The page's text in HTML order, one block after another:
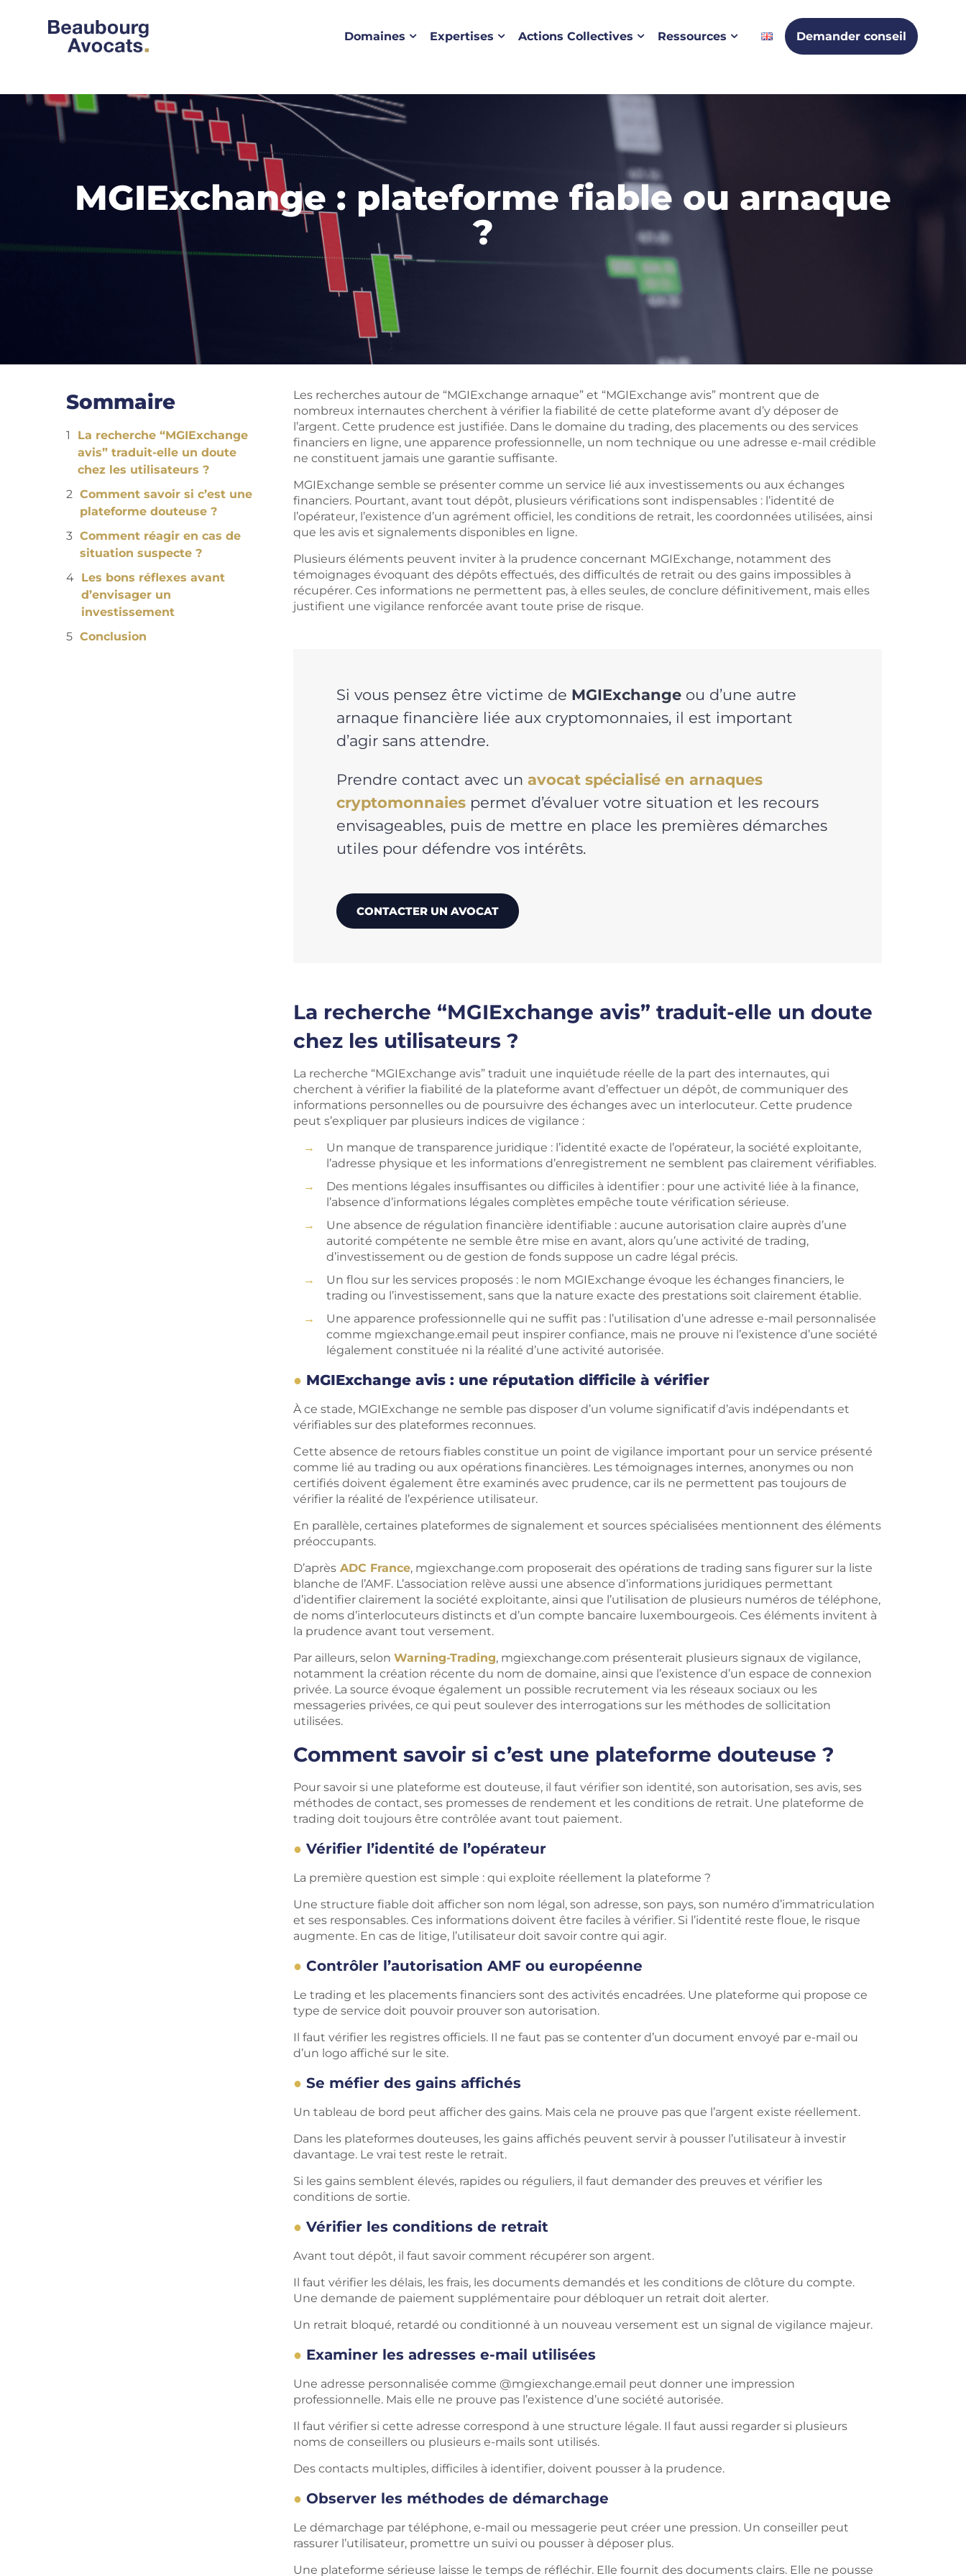
Domaines Expertises Actions Collectives Ressources Demander conseil
MGIExchange : plateforme fiable ou arnaque
?
Sommaire
La recherche “MGIExchange
avis” traduit-elle un doute
chez les utilisateurs ?
Comment savoir si c’est une
plateforme douteuse ?
Comment réagir en cas de
situation suspecte ?
Les bons réflexes avant
d’envisager un
investissement
Conclusion
Les recherches autour de “MGIExchange arnaque” et “MGIExchange avis” montrent que de
nombreux internautes cherchent à vérifier la fiabilité de cette plateforme avant d’y déposer de
l’argent. Cette prudence est justifiée. Dans le domaine du trading, des placements ou des services
financiers en ligne, une apparence professionnelle, un nom technique ou une adresse e-mail crédible
ne constituent jamais une garantie suffisante.
MGIExchange semble se présenter comme un service lié aux investissements ou aux échanges
financiers. Pourtant, avant tout dépôt, plusieurs vérifications sont indispensables : l’identité de
l’opérateur, l’existence d’un agrément officiel, les conditions de retrait, les coordonnées utilisées, ainsi
que les avis et signalements disponibles en ligne.
Plusieurs éléments peuvent inviter à la prudence concernant MGIExchange, notamment des
témoignages évoquant des dépôts effectués, des difficultés de retrait ou des gains impossibles à
récupérer. Ces informations ne permettent pas, à elles seules, de conclure définitivement, mais elles
justifient une vigilance renforcée avant toute prise de risque.
Si vous pensez être victime de MGIExchange ou d’une autre
arnaque financière liée aux cryptomonnaies, il est important
d’agir sans attendre.
Prendre contact avec un avocat spécialisé en arnaques
cryptomonnaies permet d’évaluer votre situation et les recours
envisageables, puis de mettre en place les premières démarches
utiles pour défendre vos intérêts.
CONTACTER UN AVOCAT
La recherche “MGIExchange avis” traduit-elle un doute
chez les utilisateurs ?
La recherche “MGIExchange avis” traduit une inquiétude réelle de la part des internautes, qui
cherchent à vérifier la fiabilité de la plateforme avant d’effectuer un dépôt, de communiquer des
informations personnelles ou de poursuivre des échanges avec un interlocuteur. Cette prudence
peut s’expliquer par plusieurs indices de vigilance :
Un manque de transparence juridique : l’identité exacte de l’opérateur, la société exploitante,
l’adresse physique et les informations d’enregistrement ne semblent pas clairement vérifiables.
Des mentions légales insuffisantes ou difficiles à identifier : pour une activité liée à la finance,
l’absence d’informations légales complètes empêche toute vérification sérieuse.
Une absence de régulation financière identifiable : aucune autorisation claire auprès d’une
autorité compétente ne semble être mise en avant, alors qu’une activité de trading,
d’investissement ou de gestion de fonds suppose un cadre légal précis.
Un flou sur les services proposés : le nom MGIExchange évoque les échanges financiers, le
trading ou l’investissement, sans que la nature exacte des prestations soit clairement établie.
Une apparence professionnelle qui ne suffit pas : l’utilisation d’une adresse e-mail personnalisée
comme mgiexchange.email peut inspirer confiance, mais ne prouve ni l’existence d’une société
légalement constituée ni la réalité d’une activité autorisée.
MGIExchange avis : une réputation difficile à vérifier
À ce stade, MGIExchange ne semble pas disposer d’un volume significatif d’avis indépendants et
vérifiables sur des plateformes reconnues.
Cette absence de retours fiables constitue un point de vigilance important pour un service présenté
comme lié au trading ou aux opérations financières. Les témoignages internes, anonymes ou non
certifiés doivent également être examinés avec prudence, car ils ne permettent pas toujours de
vérifier la réalité de l’expérience utilisateur.
En parallèle, certaines plateformes de signalement et sources spécialisées mentionnent des éléments
préoccupants.
D’après ADC France, mgiexchange.com proposerait des opérations de trading sans figurer sur la liste
blanche de l’AMF. L’association relève aussi une absence d’informations juridiques permettant
d’identifier clairement la société exploitante, ainsi que l’utilisation de plusieurs numéros de téléphone,
de noms d’interlocuteurs distincts et d’un compte bancaire luxembourgeois. Ces éléments invitent à
la prudence avant tout versement.
Par ailleurs, selon Warning-Trading, mgiexchange.com présenterait plusieurs signaux de vigilance,
notamment la création récente du nom de domaine, ainsi que l’existence d’un espace de connexion
privée. La source évoque également un possible recrutement via les réseaux sociaux ou les
messageries privées, ce qui peut soulever des interrogations sur les méthodes de sollicitation
utilisées.
Comment savoir si c’est une plateforme douteuse ?
Pour savoir si une plateforme est douteuse, il faut vérifier son identité, son autorisation, ses avis, ses
méthodes de contact, ses promesses de rendement et les conditions de retrait. Une plateforme de
trading doit toujours être contrôlée avant tout paiement.
Vérifier l’identité de l’opérateur
La première question est simple : qui exploite réellement la plateforme ?
Une structure fiable doit afficher son nom légal, son adresse, son pays, son numéro d’immatriculation
et ses responsables. Ces informations doivent être faciles à vérifier. Si l’identité reste floue, le risque
augmente. En cas de litige, l’utilisateur doit savoir contre qui agir.
Contrôler l’autorisation AMF ou européenne
Le trading et les placements financiers sont des activités encadrées. Une plateforme qui propose ce
type de service doit pouvoir prouver son autorisation.
Il faut vérifier les registres officiels. Il ne faut pas se contenter d’un document envoyé par e-mail ou
d’un logo affiché sur le site.
Se méfier des gains affichés
Un tableau de bord peut afficher des gains. Mais cela ne prouve pas que l’argent existe réellement.
Dans les plateformes douteuses, les gains affichés peuvent servir à pousser l’utilisateur à investir
davantage. Le vrai test reste le retrait.
Si les gains semblent élevés, rapides ou réguliers, il faut demander des preuves et vérifier les
conditions de sortie.
Vérifier les conditions de retrait
Avant tout dépôt, il faut savoir comment récupérer son argent.
Il faut vérifier les délais, les frais, les documents demandés et les conditions de clôture du compte.
Une demande de paiement supplémentaire pour débloquer un retrait doit alerter.
Un retrait bloqué, retardé ou conditionné à un nouveau versement est un signal de vigilance majeur.
Examiner les adresses e-mail utilisées
Une adresse personnalisée comme @mgiexchange.email peut donner une impression
professionnelle. Mais elle ne prouve pas l’existence d’une société autorisée.
Il faut vérifier si cette adresse correspond à une structure légale. Il faut aussi regarder si plusieurs
noms de conseillers ou plusieurs e-mails sont utilisés.
Des contacts multiples, difficiles à identifier, doivent pousser à la prudence.
Observer les méthodes de démarchage
Le démarchage par téléphone, e-mail ou messagerie peut créer une pression. Un conseiller peut
rassurer l’utilisateur, promettre un suivi ou pousser à déposer plus.
Une plateforme sérieuse laisse le temps de réfléchir. Elle fournit des documents clairs. Elle ne pousse